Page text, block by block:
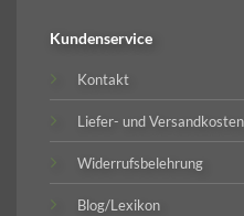
Kundenservice
Kontakt
Liefer- und Versandkosten
Widerrufsbelehrung
Blog/Lexikon